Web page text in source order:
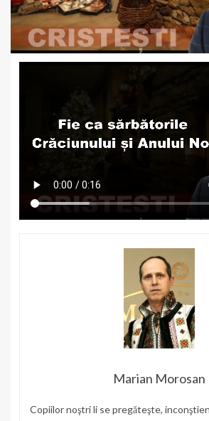
Marian Morosan
Copiilor noştri li se pregăteşte,